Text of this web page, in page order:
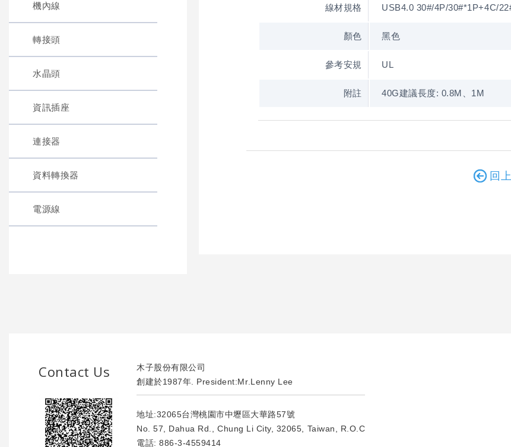
機內線
轉接頭
水晶頭
資訊插座
連接器
資料轉換器
電源線
線材規格 USB4.0 30#/4P/30#*1P+4C/
顏色 黑色
參考安規 UL
附註 40G建議長度: 0.8M、1M
回
Contact Us
木子股份有限公司
創建於1987年. President:Mr.Lenny Lee
地址:32065台灣桃園市中壢區大華路57號
No. 57, Dahua Rd., Chung Li City, 32065, Taiwan, R.O.C
電話:886-3-4559414